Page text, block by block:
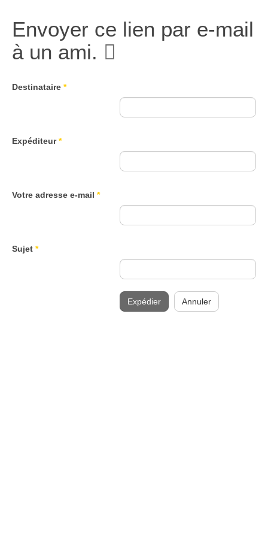
Envoyer ce lien par e-mail
à un ami.
Destinataire *
Expéditeur*
Votre adresse e-mail *
Sujet *
Expédier Annuler